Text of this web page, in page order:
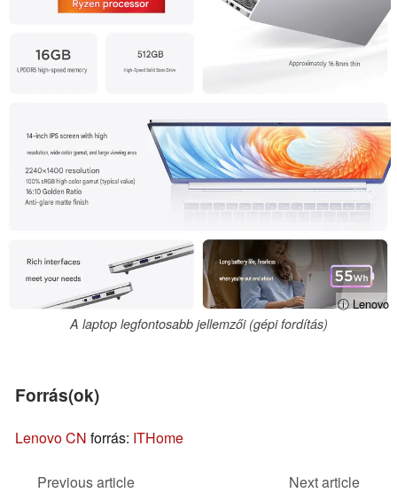
ⓘ Lenovo
A laptop legfontosabb jellemzői (gépi fordítás)
Forrás(ok)
Lenovo CN forrás: ITHome
Previous article
Next article